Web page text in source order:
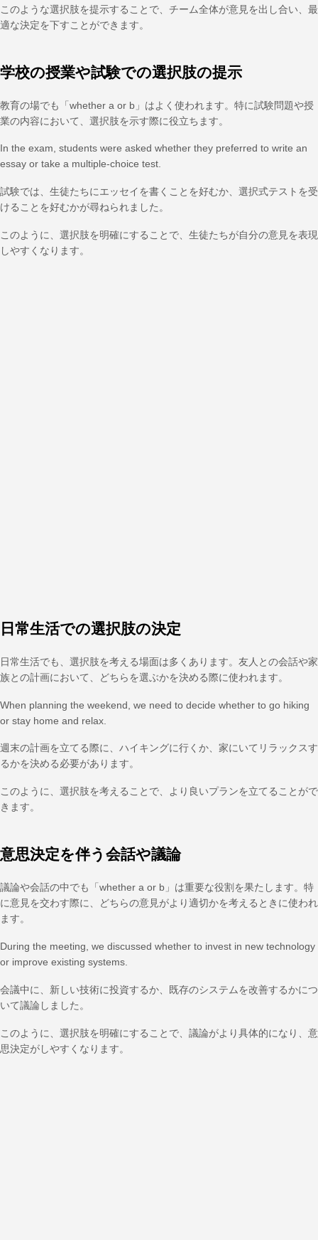
このような選択肢を提示することで、チーム全体が意見を出し合い、最
適な決定を下すことができます。
学校の授業や試験での選択肢の提示
教育の場でも「whether a or b」はよく使われます。特に試験問題や授
業の内容において、選択肢を示す際に役立ちます。
In the exam, students were asked whether they preferred to write an
essay or take a multiple-choice test.
試験では、生徒たちにエッセイを書くことを好むか、選択式テストを受
けることを好むかが尋ねられました。
このように、選択肢を明確にすることで、生徒たちが自分の意見を表現
しやすくなります。
日常生活での選択肢の決定
日常生活でも、選択肢を考える場面は多くあります。友人との会話や家
族との計画において、どちらを選ぶかを決める際に使われます。
When planning the weekend, we need to decide whether to go hiking
or stay home and relax.
週末の計画を立てる際に、ハイキングに行くか、家にいてリラックスす
るかを決める必要があります。
このように、選択肢を考えることで、より良いプランを立てることがで
きます。
意思決定を伴う会話や議論
議論や会話の中でも「whether a or b」は重要な役割を果たします。特
に意見を交わす際に、どちらの意見がより適切かを考えるときに使われ
ます。
During the meeting, we discussed whether to invest in new technology
or improve existing systems.
会議中に、新しい技術に投資するか、既存のシステムを改善するかにつ
いて議論しました。
このように、選択肢を明確にすることで、議論がより具体的になり、意
思決定がしやすくなります。